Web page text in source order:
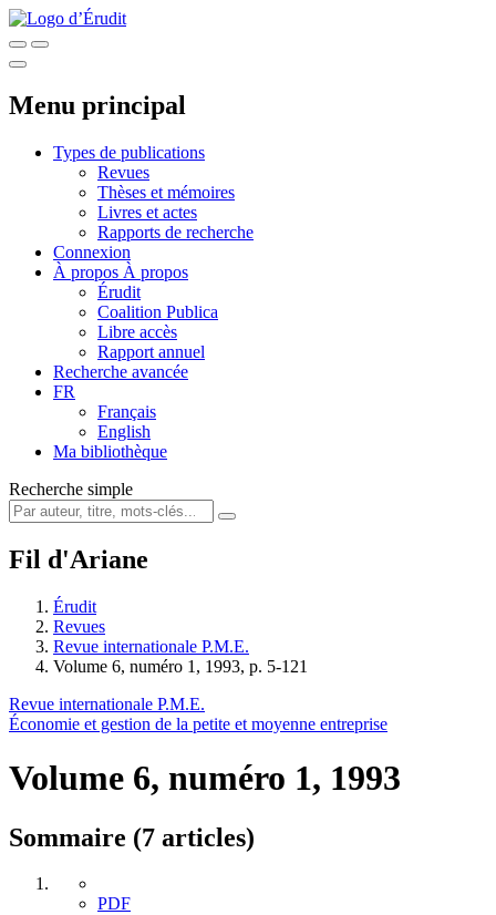
Menu principal
Types de publications
Revues
Thèses et mémoires
Livres et actes
Rapports de recherche
Connexion
À propos À propos
Érudit
Coalition Publica
Libre accès
Rapport annuel
Recherche avancée
FR
Français
English
Ma bibliothèque
Recherche simple
Fil d'Ariane
Érudit
Revues
Revue internationale P.M.E.
Volume 6, numéro 1, 1993, p. 5-121
Revue internationale P.M.E.
Économie et gestion de la petite et moyenne entreprise
Volume 6, numéro 1, 1993
Sommaire (7 articles)
PDF